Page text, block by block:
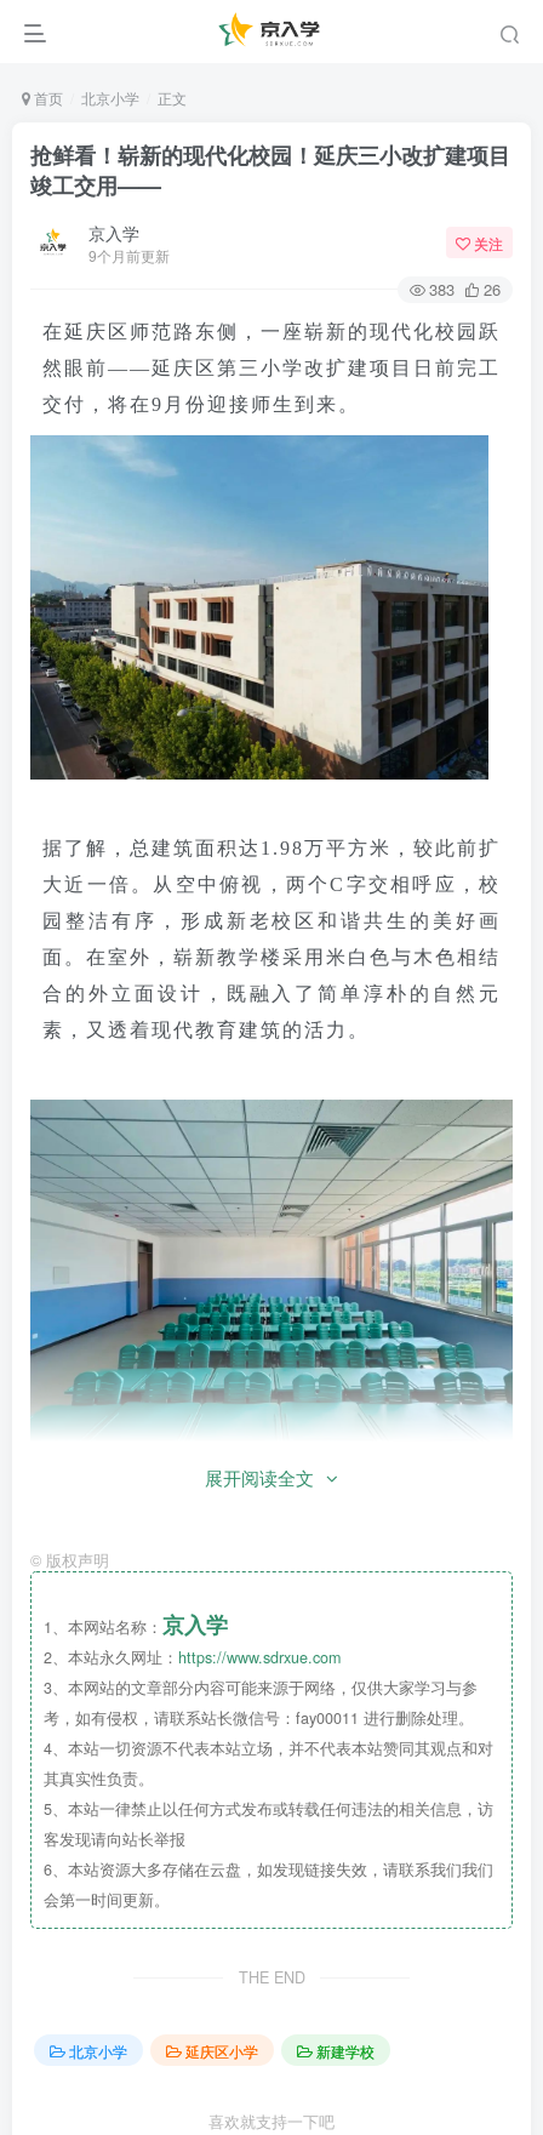
首页 北京小学 正文
抢鲜看！崭新的现代化校园！延庆三小改扩建项目
竣工交用——
京入学
9个月前更新
关注
383 26
在延庆区师范路东侧，一座崭新的现代化校园跃
然眼前——延庆区第三小学改扩建项目日前完工
交付，将在9月份迎接师生到来。
据了解，总建筑面积达1.98万平方米，较此前扩
大近一倍。从空中俯视，两个C字交相呼应，校
园整洁有序，形成新老校区和谐共生的美好画
面。在室外，崭新教学楼采用米白色与木色相结
合的外立面设计，既融入了简单淳朴的自然元
素，又透着现代教育建筑的活力。
教室，配备了智能设施、新风系统和可调光照明
化，难以满足延庆区现代教育发展和周边老百姓
展开阅读全文
© 版权声明
1、本网站名称： 京入学
2、本站永久网址： https://www.sdrxue.com
3、本网站的文章部分内容可能来源于网络，仅供大家学习与参
考，如有侵权，请联系站长微信号：fay00011 进行删除处理。
4、本站一切资源不代表本站立场，并不代表本站赞同其观点和对
其真实性负责。
5、本站一律禁止以任何方式发布或转载任何违法的相关信息，访
客发现请向站长举报
6、本站资源大多存储在云盘，如发现链接失效，请联系我们我们
会第一时间更新。
THE END
北京小学 延庆区小学 新建学校
喜欢就支持一下吧